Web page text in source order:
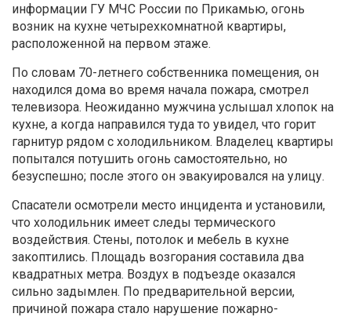
информации ГУ МЧС России по Прикамью, огонь
возник на кухне четырехкомнатной квартиры,
расположенной на первом этаже.
По словам 70-летнего собственника помещения, он
находился дома во время начала пожара, смотрел
телевизора. Неожиданно мужчина услышал хлопок на
кухне, а когда направился туда то увидел, что горит
гарнитур рядом с холодильником. Владелец квартиры
попытался потушить огонь самостоятельно, но
безуспешно; после этого он эвакуировался на улицу.
Спасатели осмотрели место инцидента и установили,
что холодильник имеет следы термического
воздействия. Стены, потолок и мебель в кухне
закоптились. Площадь возгорания составила два
квадратных метра. Воздух в подъезде оказался
сильно задымлен. По предварительной версии,
причиной пожара стало нарушение пожарно-